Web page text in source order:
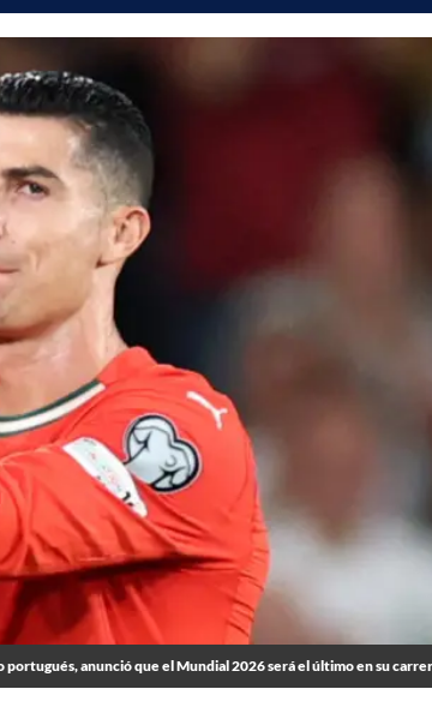
anunció que el Mundial 2026 será el último en su